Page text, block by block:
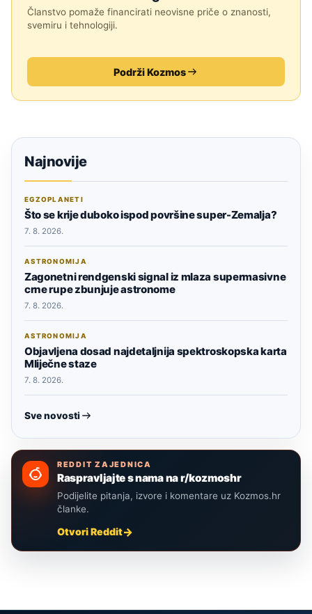
Članstvo pomaže financirati neovisne priče o znanosti,
svemiru i tehnologiji.
Podrži Kozmos
Najnovije
EGZOPLANETI
Što se krije duboko ispod površine super-Zemalja?
7. 8. 2026.
ASTRONOMIJA
Zagonetni rendgenski signal iz mlaza supermasivne
crne rupe zbunjuje astronome
7. 8. 2026.
ASTRONOMIJA
Objavljena dosad najdetaljnija spektroskopska karta
Mliječne staze
7. 8. 2026.
Sve novosti
REDDIT ZAJEDNICA
Raspravljajte s nama na r/kozmoshr
Podijelite pitanja, izvore i komentare uz Kozmos.hr
članke.
Otvori Reddit